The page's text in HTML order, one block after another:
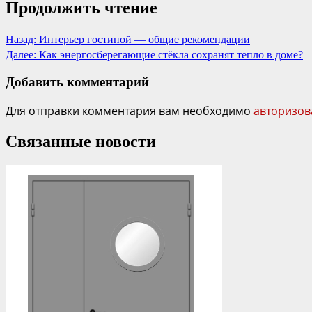
Продолжить чтение
Назад: Интерьер гостиной — общие рекомендации
Далее: Как энергосберегающие стёкла сохранят тепло в доме?
Добавить комментарий
Для отправки комментария вам необходимо
Связанные новости